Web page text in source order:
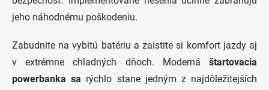
jeho náhodnému poškodeniu.
Zabudnite na vybitú batériu a zaistite si komfort jazdy aj
v extrémne chladných dňoch. Moderná štartovacia
powerbanka sa rýchlo stane jedným z najdôležitejších